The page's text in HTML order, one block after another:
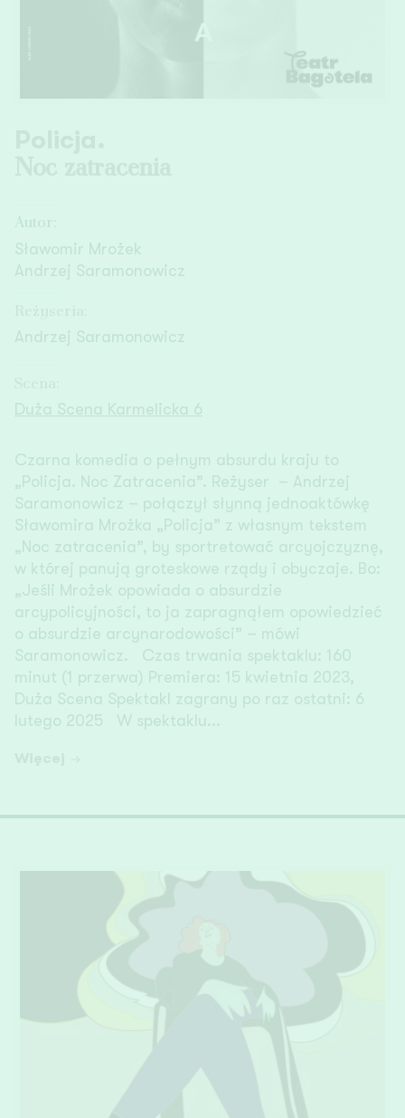
Autor:
Sławomir Mrożek
Andrzej Saramonowicz
Andrzej Saramonowicz
Duża Scena Karmelicka 6
Czarna komedia o pełnym absurdu kraju to
„Policja. Noc Zatracenia”. Reżyser – Andrzej
Saramonowicz – połączył słynną jednoaktówkę
Sławomira Mrożka „Policja” z własnym tekstem
„Noc zatracenia”, by sportretować arcyojczyznę,
w której panują groteskowe rządy i obyczaje. Bo:
„Jeśli Mrożek opowiada o absurdzie
arcypolicyjności, to ja zapragnąłem opowiedzieć
o absurdzie arcynarodowości” – mówi
Saramonowicz. Czas trwania spektaklu: 160
minut (1 przerwa) Premiera: 15 kwietnia 2023,
Duża Scena Spektakl zagrany po raz ostatni: 6
lutego 2025 W spektaklu...